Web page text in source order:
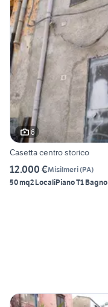
6
Casetta centro storico
12.000 €Misilmeri(PA)
50 mq2 LocaliPiano T1 Bagno